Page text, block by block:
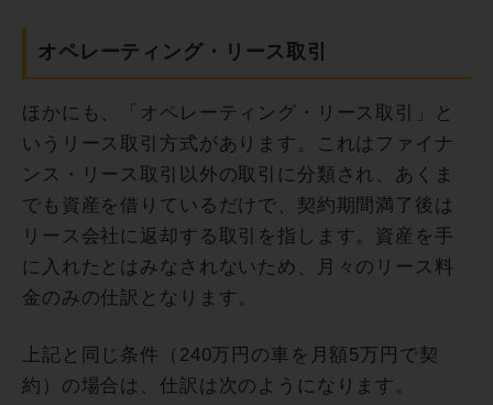
オペレーティング・リース取引
ほかにも、「オペレーティング・リース取引」と
いうリース取引方式があります。これはファイナ
ンス・リース取引以外の取引に分類され、あくま
でも資産を借りているだけで、契約期間満了後は
リース会社に返却する取引を指します。資産を手
に入れたとはみなされないため、月々のリース料
金のみの仕訳となります。
上記と同じ条件（240万円の車を月額5万円で契
約）の場合は、仕訳は次のようになります。